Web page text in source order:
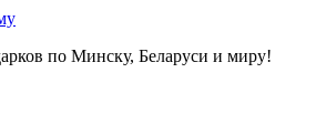
по Минску, Беларуси и миру!